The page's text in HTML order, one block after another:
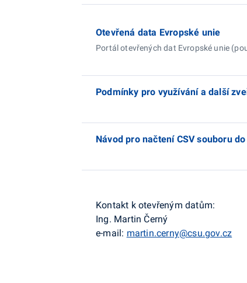
Otevřená data Evropské unie
Portál otevřených dat Evropské unie
Podmínky pro využívání a další
Návod pro načtení CSV souboru
Kontakt k otevřeným datům:
Ing. Martin Černý
e-mail: martin.cerny@csu.gov.cz